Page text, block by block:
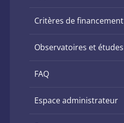
Critères de financement
Observatoires et études
FAQ
Espace administrateur